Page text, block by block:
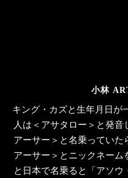
小林
キング・カズと生年月日
人は＜アサタロー＞と発
アーサー＞と名乗っていた
アーサー＞とニックネーム
と日本で名乗ると「アソ